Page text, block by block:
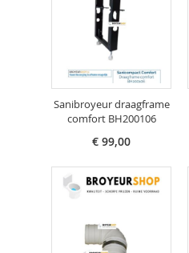
Sanibroyeur draagframe
comfort BH200106
€ 99,00